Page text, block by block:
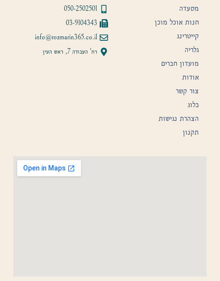
מסעדה
חנות אוכל מוכן
קייטרינג
גלריה
מועדון חברים
אודות
צור קשר
בלוג
הצהרת נגישות
תקנון
050-2502501
03-9104343
info@rozmarin365.co.il
רח' העבודה 7, ראש העין